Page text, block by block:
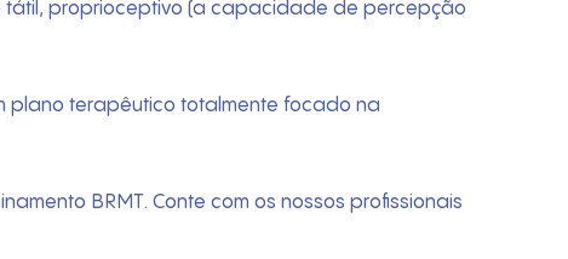
tátil, proprioceptivo (a capacidade de percepção
plano terapêutico totalmente focado na
BRMT. Conte com os nossos profissionais